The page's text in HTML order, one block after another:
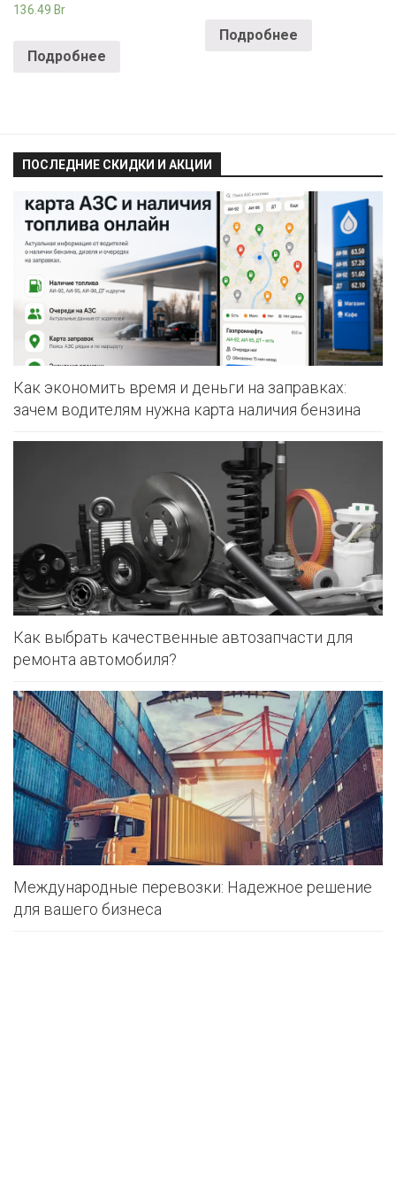
136.49 Br
Подробнее
Подробнее
ПОСЛЕДНИЕ СКИДКИ И АКЦИИ
Как экономить время и деньги на заправках:
зачем водителям нужна карта наличия бензина
Как выбрать качественные автозапчасти для
ремонта автомобиля?
Международные перевозки: Надежное решение
для вашего бизнеса